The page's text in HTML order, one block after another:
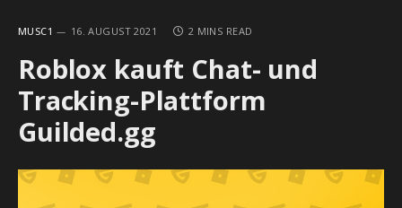
MUSC1 16. AUGUST 2021 2 MINS READ
Roblox kauft Chat- und
Tracking-Plattform
Guilded.gg